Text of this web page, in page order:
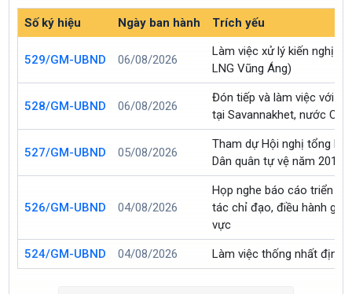
Số ký hiệu Ngày ban hành Trích yếu
529/GM-UBND 06/08/2026
Làm việc xử lý kiến nghị
LNG Vũng Áng)
528/GM-UBND 06/08/2026
Đón tiếp và làm việc với
tại Savannakhet, nước
527/GM-UBND 05/08/2026
Tham dự Hội nghị tổng
Dân quân tự vệ năm 2019
526/GM-UBND 04/08/2026
Họp nghe báo cáo triển
tác chỉ đạo, điều hành
vực
524/GM-UBND 04/08/2026 Làm việc thống nhất định